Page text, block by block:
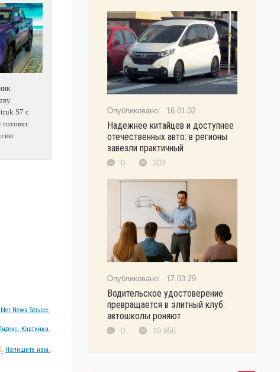
S7 с
готовят
News Service.
Картинки.
Напишите нам.
16.01.32
Надежнее китайцев и доступнее
отечественных авто: в регионы
завезли практичный
0 303
17.03.29
Водительское удостоверение
превращается в элитный клуб:
автошколы роняют
0 19 956